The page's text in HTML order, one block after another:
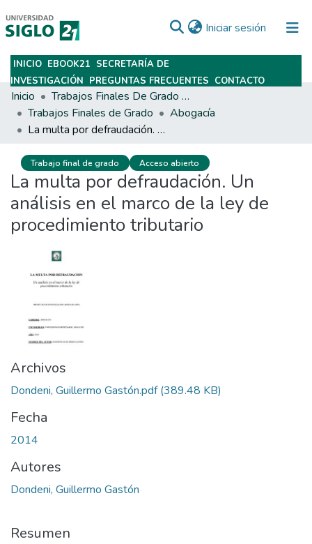
Iniciar sesión (current)
Subir
INICIO EBOOK21 SECRETARÍA DE
INVESTIGACIÓN PREGUNTAS FRECUENTES CONTACTO
Inicio
Trabajos Finales De Grado Y Posgrado
Trabajos Finales de Grado
Abogacía
La multa por defraudación. Un análisis en el marco de la ley de procedimiento tributario
Trabajo final de grado Acceso abierto
La multa por defraudación. Un
análisis en el marco de la ley de
procedimiento tributario
Archivos
Dondeni, Guillermo Gastón.pdf(389.48 KB)
Fecha
2014
Autores
Dondeni, Guillermo Gastón
Resumen